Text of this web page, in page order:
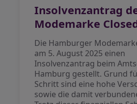
Insolvenzantrag
Modemarke
Die Hamburger
am 5. August 2025 einen
Insolvenzantrag beim
Hamburg gestellt. Grund
Schritt sind eine hohe
sowie die damit